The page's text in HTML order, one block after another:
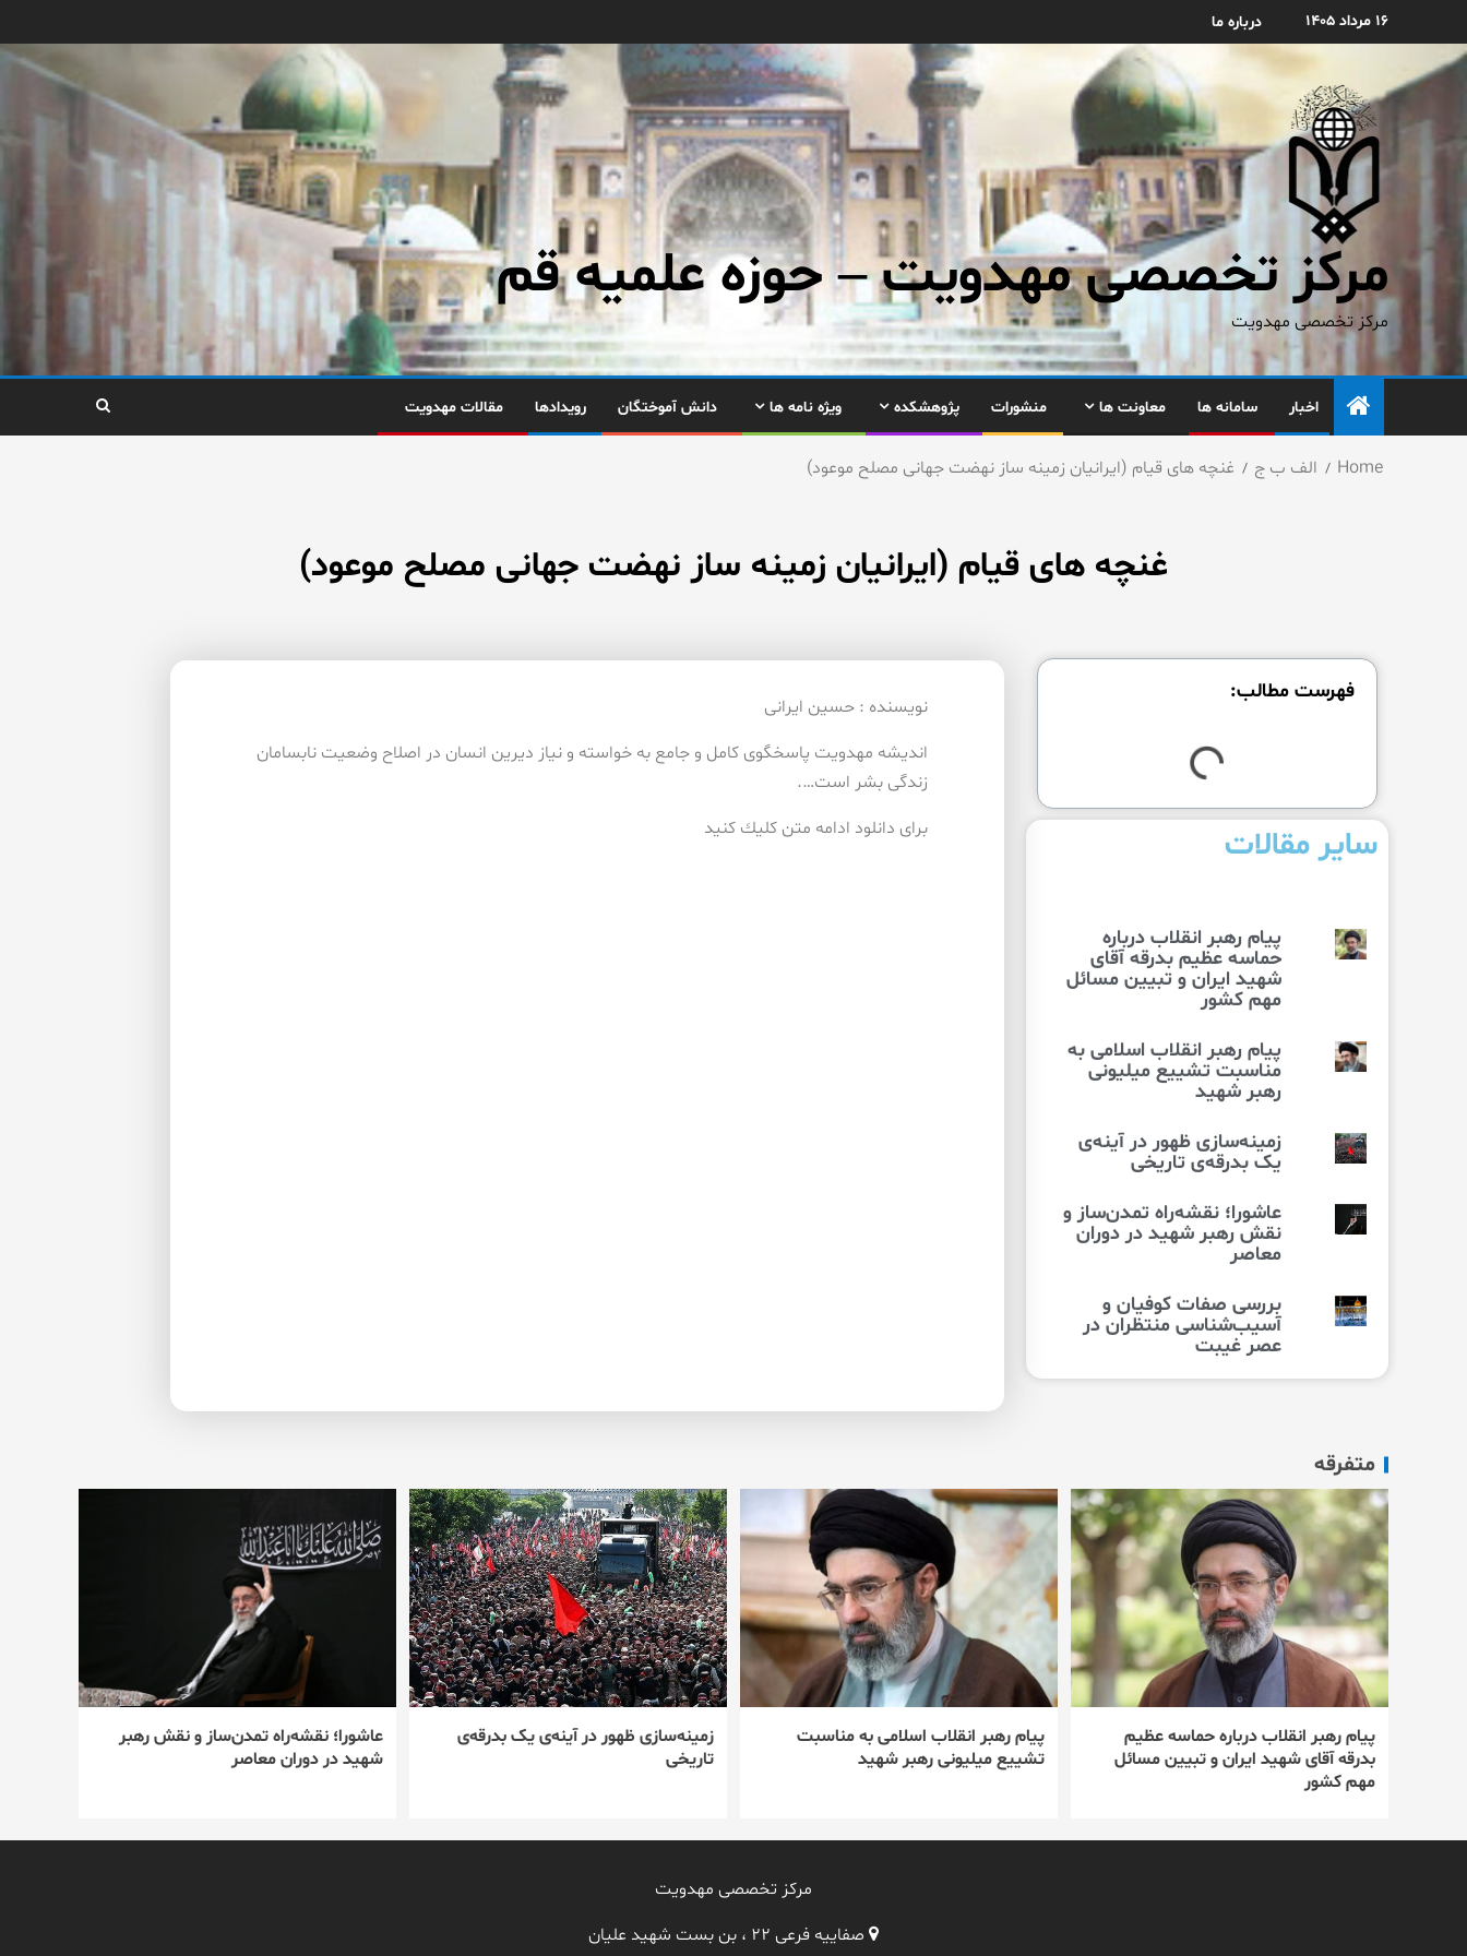
۱۶ مرداد ۱۴۰۵ درباره ما
مرکز تخصصی مهدویت – حوزه علمیه قم
مرکز تخصصی مهدویت
اخبار سامانه ها معاونت ها منشورات پژوهشکده ویژه نامه ها دانش آموختگان رویدادها مقالات مهدویت
Home الف ب ج غنچه های قیام (ایرانیان زمینه ساز نهضت جهانی مصلح موعود)
غنچه های قیام (ایرانیان زمینه ساز نهضت جهانی مصلح موعود)
فهرست مطالب:
سایر مقالات
پیام رهبر انقلاب درباره
حماسه عظیم بدرقه آقای
شهید ایران و تبیین مسائل
مهم کشور
پیام رهبر انقلاب اسلامی به
مناسبت تشییع میلیونی
رهبر شهید
زمینه‌سازی ظهور در آینه‌ی
یک بدرقه‌ی تاریخی
عاشورا؛ نقشه‌راه تمدن‌ساز و
نقش رهبر شهید در دوران
معاصر
بررسی صفات کوفیان و
آسیب‌شناسی منتظران در
عصر غیبت
نویسنده : حسین ایرانی
اندیشه مهدویت پاسخگوی كامل و جامع به خواسته و نیاز دیرین انسان در اصلاح وضعیت نابسامان
زندگی بشر است….
برای دانلود ادامه متن كلیك كنید
متفرقه
پیام رهبر انقلاب درباره حماسه عظیم
بدرقه آقای شهید ایران و تبیین مسائل
مهم کشور
پیام رهبر انقلاب اسلامی به مناسبت
تشییع میلیونی رهبر شهید
زمینه‌سازی ظهور در آینه‌ی یک بدرقه‌ی
تاریخی
عاشورا؛ نقشه‌راه تمدن‌ساز و نقش رهبر
شهید در دوران معاصر
مرکز تخصصی مهدویت
صفاییه فرعی ۲۲ ، بن بست شهید علیان